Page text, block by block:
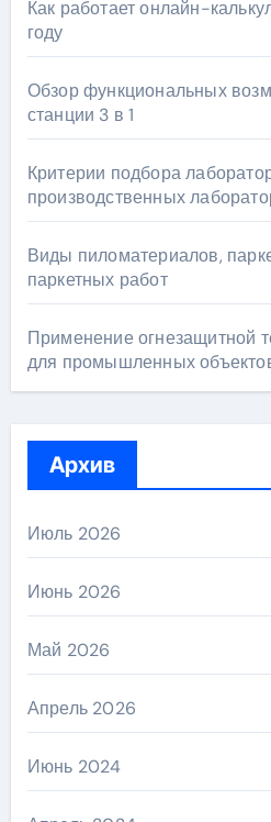
Как работает онлайн-
году
Обзор функциональных
станции 3 в 1
Критерии подбора
производственных
Виды пиломатериалов,
паркетных работ
Применение огнезащитной
для промышленных
Архив
Июль 2026
Июнь 2026
Май 2026
Апрель 2026
Июнь 2024